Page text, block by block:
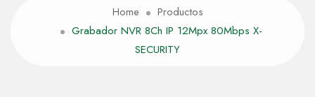
Home
Productos
Grabador NVR 8Ch IP 12Mpx 80Mbps X-
SECURITY